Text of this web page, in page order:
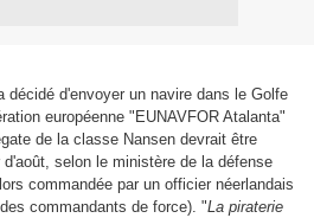
décidé d'envoyer un navire dans le Golfe
européenne "EUNAVFOR Atalanta"
de la classe Nansen devrait être
selon le ministère de la défense
commandée par un officier néerlandais
commandants de force). "La piraterie